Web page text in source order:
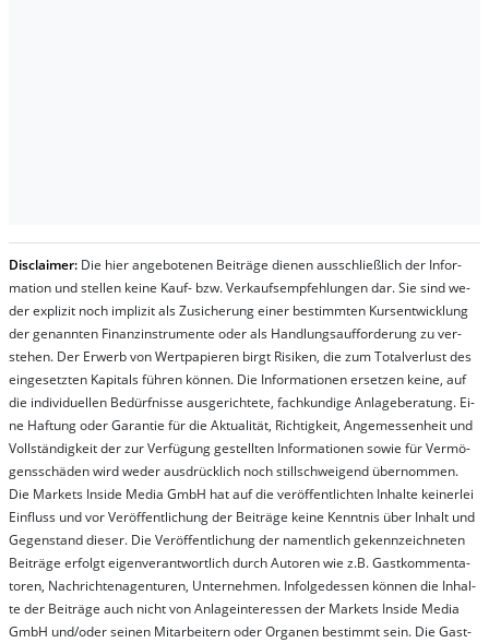
Dis­clai­mer: Die hier an­ge­bo­te­nen Bei­trä­ge die­nen aus­schließ­lich der In­for­
ma­t­ion und stel­len kei­ne Kauf- bzw. Ver­kaufs­em­pfeh­lung­en dar. Sie sind we­
der ex­pli­zit noch im­pli­zit als Zu­sich­er­ung ei­ner be­stim­mt­en Kurs­ent­wick­lung
der ge­nan­nt­en Fi­nanz­in­stru­men­te oder als Handl­ungs­auf­for­der­ung zu ver­
steh­en. Der Er­werb von Wert­pa­pier­en birgt Ri­si­ken, die zum To­tal­ver­lust des
ein­ge­setz­ten Ka­pi­tals füh­ren kön­nen. Die In­for­ma­tion­en er­setz­en kei­ne, auf
die in­di­vi­du­el­len Be­dür­fnis­se aus­ge­rich­te­te, fach­kun­di­ge An­la­ge­be­ra­tung. Ei­
ne Haf­tung oder Ga­ran­tie für die Ak­tu­ali­tät, Rich­tig­keit, An­ge­mes­sen­heit und
Vol­lständ­ig­keit der zur Ver­fü­gung ge­stel­lt­en In­for­ma­tion­en so­wie für Ver­mö­
gens­schä­den wird we­der aus­drück­lich noch stil­lschwei­gend über­nom­men.
Die Mar­kets In­side Me­dia GmbH hat auf die ver­öf­fent­lich­ten In­hal­te kei­ner­lei
Ein­fluss und vor Ver­öf­fent­lich­ung der Bei­trä­ge kei­ne Ken­nt­nis über In­halt und
Ge­gen­stand die­ser. Die Ver­öf­fent­lich­ung der na­ment­lich ge­kenn­zeich­net­en
Bei­trä­ge er­folgt ei­gen­ver­ant­wort­lich durch Au­tor­en wie z.B. Gast­kom­men­ta­
tor­en, Nach­richt­en­ag­en­tur­en, Un­ter­neh­men. In­fol­ge­des­sen kön­nen die In­hal­
te der Bei­trä­ge auch nicht von An­la­ge­in­te­res­sen der Mar­kets In­side Me­dia
GmbH und/oder sei­nen Mit­ar­bei­tern oder Or­ga­nen be­stim­mt sein. Die Gast­